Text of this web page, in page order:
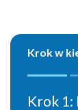
Krok w
Krok 1: